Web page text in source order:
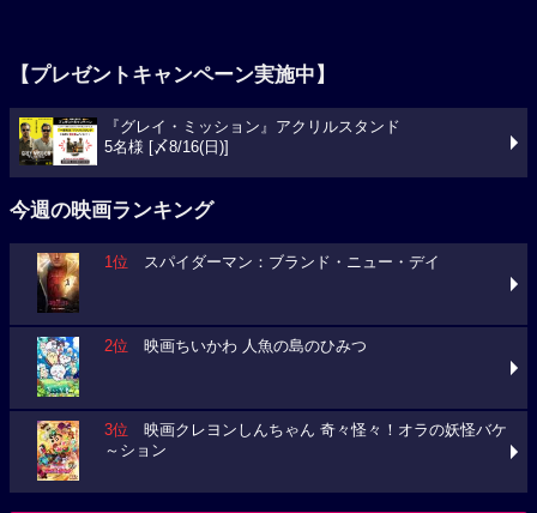
【プレゼントキャンペーン実施中】
『グレイ・ミッション』アクリルスタンド
5名様 [〆8/16(日)]
今週の映画ランキング
1位 スパイダーマン：ブランド・ニュー・デイ
2位 映画ちいかわ 人魚の島のひみつ
3位 映画クレヨンしんちゃん 奇々怪々！オラの妖怪バケ
～ション